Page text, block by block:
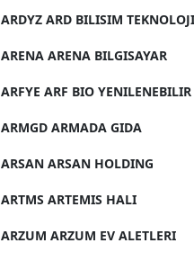
ARDYZ ARD BILISIM
ARENA ARENA BILGISAYAR
ARFYE ARF BIO YENILENEBILIR
ARMGD ARMADA GIDA
ARSAN ARSAN HOLDING
ARTMS ARTEMIS HALI
ARZUM ARZUM EV ALETLERI